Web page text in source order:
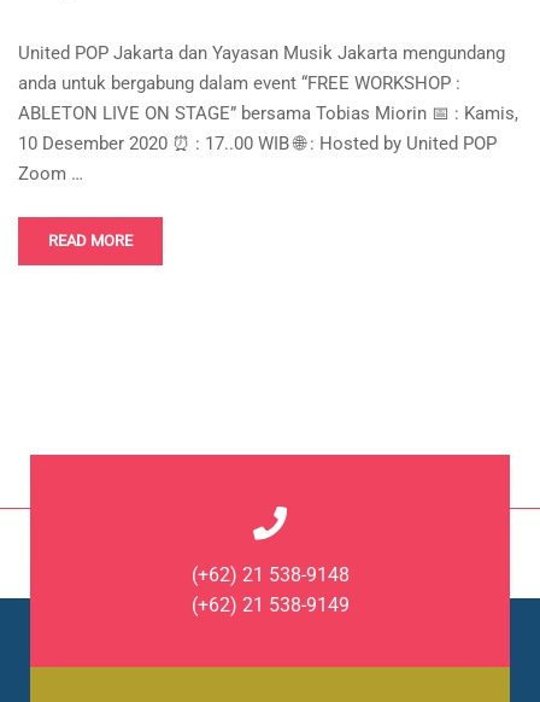
United POP Jakarta dan Yayasan Musik Jakarta mengundang
anda untuk bergabung dalam event “FREE WORKSHOP :
ABLETON LIVE ON STAGE” bersama Tobias Miorin 📅 : Kamis,
10 Desember 2020 ⏰ : 17..00 WIB 🌐 : Hosted by United POP
Zoom …
READ MORE
(+62) 21 538-9148
(+62) 21 538-9149